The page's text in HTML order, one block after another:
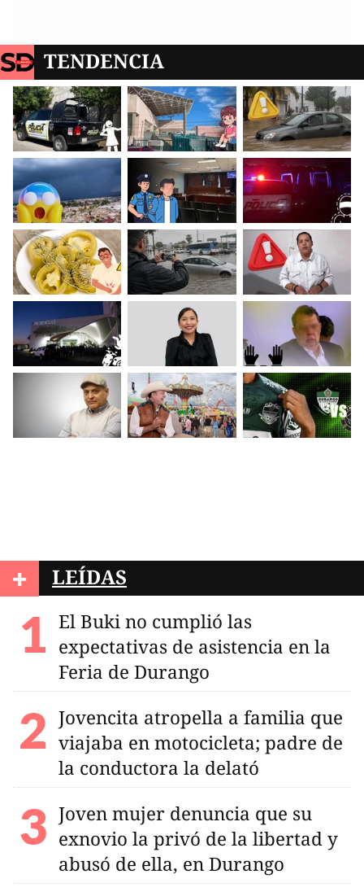
TENDENCIA
+ LEÍDAS
El Buki no cumplió las
expectativas de asistencia en la
Feria de Durango
Jovencita atropella a familia que
viajaba en motocicleta; padre de
la conductora la delató
Joven mujer denuncia que su
exnovio la privó de la libertad y
abusó de ella, en Durango